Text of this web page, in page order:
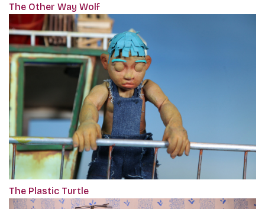
The Other Way Wolf
The Plastic Turtle